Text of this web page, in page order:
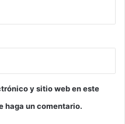
y sitio web en este
haga un comentario.